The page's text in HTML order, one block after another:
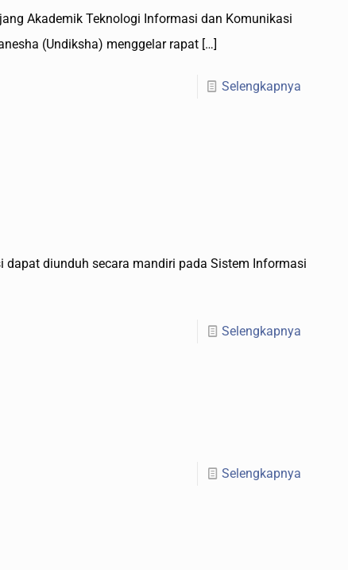
Akademik Teknologi Informasi dan Komunikasi
(Undiksha) menggelar rapat[…]
Selengkapnya
diunduh secara mandiri pada Sistem Informasi
Selengkapnya
Selengkapnya